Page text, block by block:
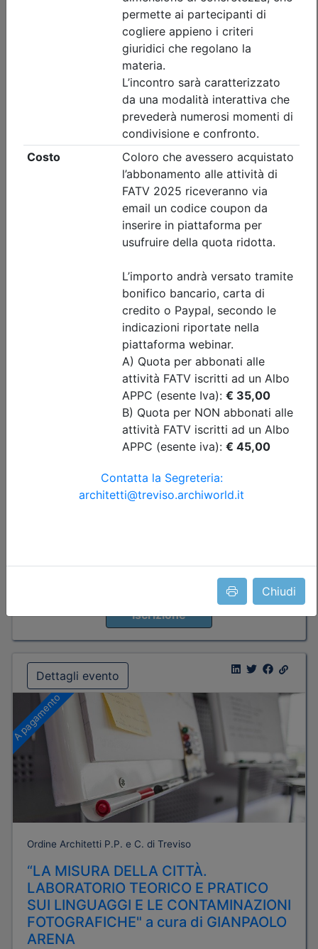
Chiudi
Posti disponibili:
Iscrizione
Dettagli evento
Ordine Architetti P.P. e C. di Treviso
Seminario - CITTÀ PIÙ GIUSTE,
ARCHITETTURE PIÙ VERDI. Strategie e
soluzioni per raggiungere l’equità
urbana ed ambientale
seminario
Iscrizione
Dettagli evento
A pagamento
Ordine Architetti P.P. e C. di Treviso
“LA MISURA DELLA CITTÀ.
LABORATORIO TEORICO E PRATICO
SUI LINGUAGGI E LE CONTAMINAZIONI
FOTOGRAFICHE" a cura di GIANPAOLO
ARENA